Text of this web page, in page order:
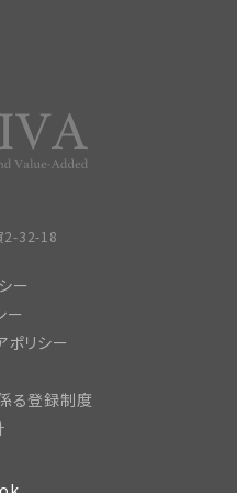
2-32-18
ー
ー
ポリシー
る登録制度